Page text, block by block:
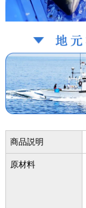
商品説明
原材料